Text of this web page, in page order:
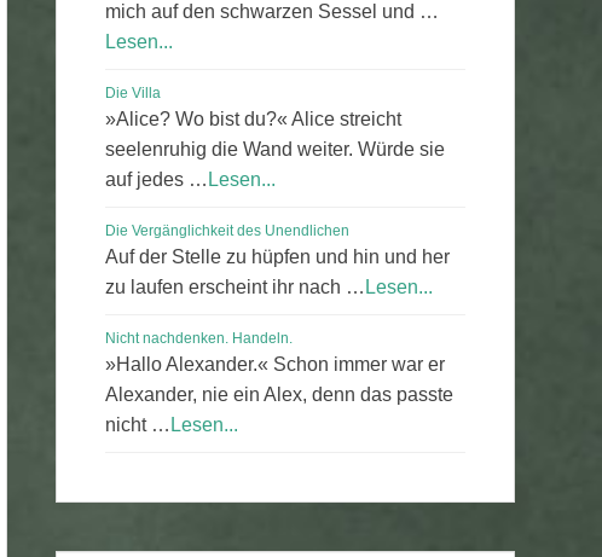
mich auf den schwarzen Sessel und …
Lesen...
Die Villa
»Alice? Wo bist du?« Alice streicht
seelenruhig die Wand weiter. Würde sie
auf jedes … Lesen...
Die Vergänglichkeit des Unendlichen
Auf der Stelle zu hüpfen und hin und her
zu laufen erscheint ihr nach … Lesen...
Nicht nachdenken. Handeln.
»Hallo Alexander.« Schon immer war er
Alexander, nie ein Alex, denn das passte
nicht … Lesen...